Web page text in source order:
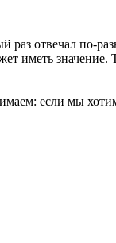
раз отвечал по-
иметь
если мы